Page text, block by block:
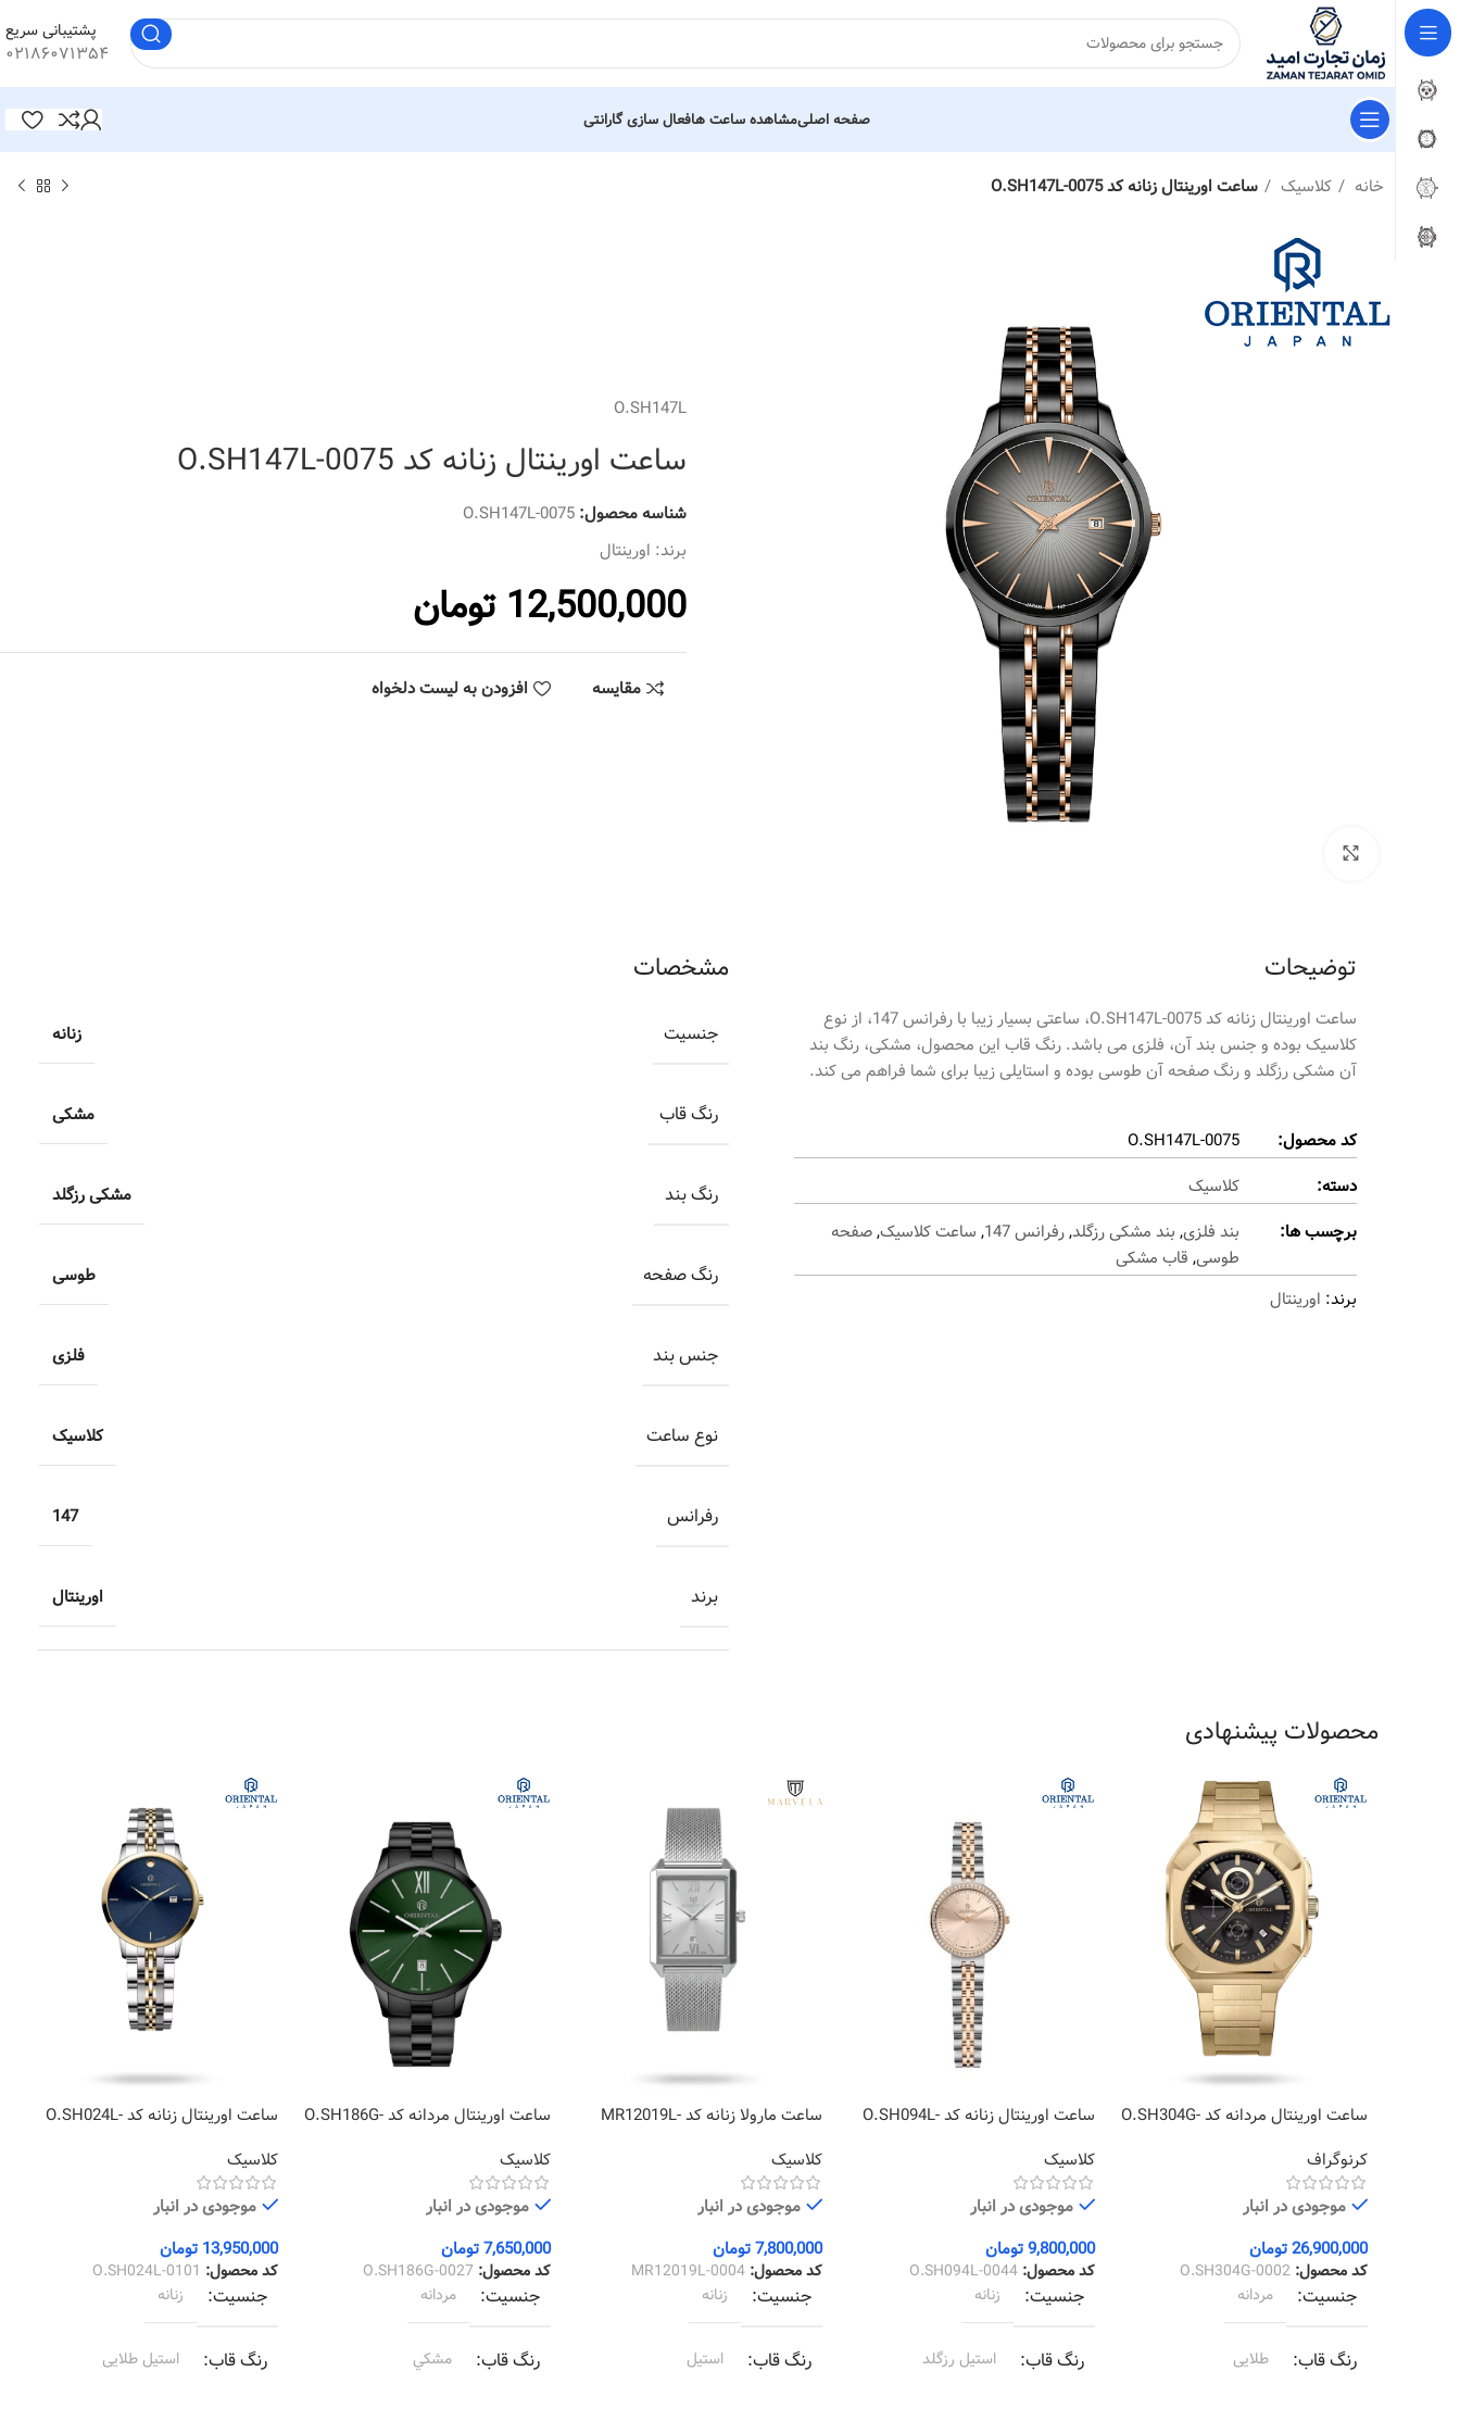
پشتیبانی سریع
۰۲۱۸۶۰۷۱۳۵۴
صفحه اصلیمشاهده ساعت هافعال سازی گارانتی
خانه کلاسیک ساعت اورینتال زنانه کد O.SH147L-0075
O.SH147L
ساعت اورینتال زنانه کد O.SH147L-0075
شناسه محصول: O.SH147L-0075
برند: اورینتال
12,500,000 تومان
مقایسه افزودن به لیست دلخواه
توضیحات
ساعت اورینتال زنانه کد O.SH147L-0075، ساعتی بسیار زیبا با رفرانس 147، از نوع
کلاسیک بوده و جنس بند آن، فلزی می باشد. رنگ قاب این محصول، مشکی، رنگ بند
آن مشکی رزگلد و رنگ صفحه آن طوسی بوده و استایلی زیبا برای شما فراهم می کند.
کد محصول:
O.SH147L-0075
دسته:
کلاسیک
برچسب ها:
بند فلزی, بند مشکی رزگلد,رفرانس 147 , ساعت کلاسیک,صفحه
طوسی, قاب مشکی
برند: اورینتال
مشخصات
جنسیت زنانه
رنگ قاب مشکی
رنگ بند مشکی رزگلد
رنگ صفحه طوسی
جنس بند فلزی
نوع ساعت کلاسیک
رفرانس 147
برند اورینتال
محصولات پیشنهادی
ساعت اورینتال مردانه کد O.SH304G-
کرنوگراف
موجودی در انبار
26,900,000تومان
کد محصول: O.SH304G-0002
جنسیت مردانه
رنگ قاب طلایی
ساعت اورینتال زنانه کد O.SH094L-
کلاسیک
موجودی در انبار
9,800,000تومان
کد محصول: O.SH094L-0044
جنسیت زنانه
رنگ قاب استیل رزگلد
ساعت مارولا زنانه کد MR12019L-
کلاسیک
موجودی در انبار
7,800,000تومان
کد محصول: MR12019L-0004
جنسیت زنانه
رنگ قاب استیل
ساعت اورینتال مردانه کد O.SH186G-
کلاسیک
موجودی در انبار
7,650,000تومان
کد محصول: O.SH186G-0027
جنسیت مردانه
رنگ قاب مشکي
ساعت اورینتال زنانه کد O.SH024L-
کلاسیک
موجودی در انبار
13,950,000 تومان
کد محصول: O.SH024L-0101
جنسیت زنانه
رنگ قاب استیل طلایی